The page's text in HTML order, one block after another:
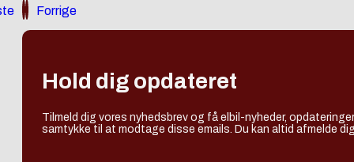
Forrige
Hold dig opdateret
Tilmeld dig vores nyhedsbrev og få elbil-nyheder,
samtykke til at modtage disse emails. Du kan altid afmelde